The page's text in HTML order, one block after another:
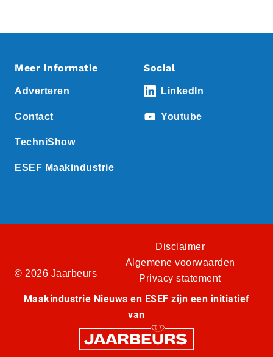
Meer informatie
Adverteren
Contact
TechniShow
ESEF Maakindustrie
Social
LinkedIn
Youtube
© 2026 Jaarbeurs
Disclaimer
Algemene voorwaarden
Privacy statement
Maakindustrie Nieuws en ESEF zijn een initiatief
van